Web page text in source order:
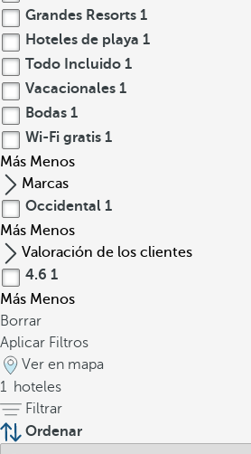
Grandes Resorts 1
Hoteles de playa 1
Todo Incluido 1
Vacacionales 1
Bodas 1
Wi-Fi gratis 1
Más Menos
Marcas
Occidental 1
Más Menos
Valoración de los clientes
4.6 1
Más Menos
Borrar
Aplicar Filtros
Ver en mapa
1 hoteles
Filtrar
Ordenar